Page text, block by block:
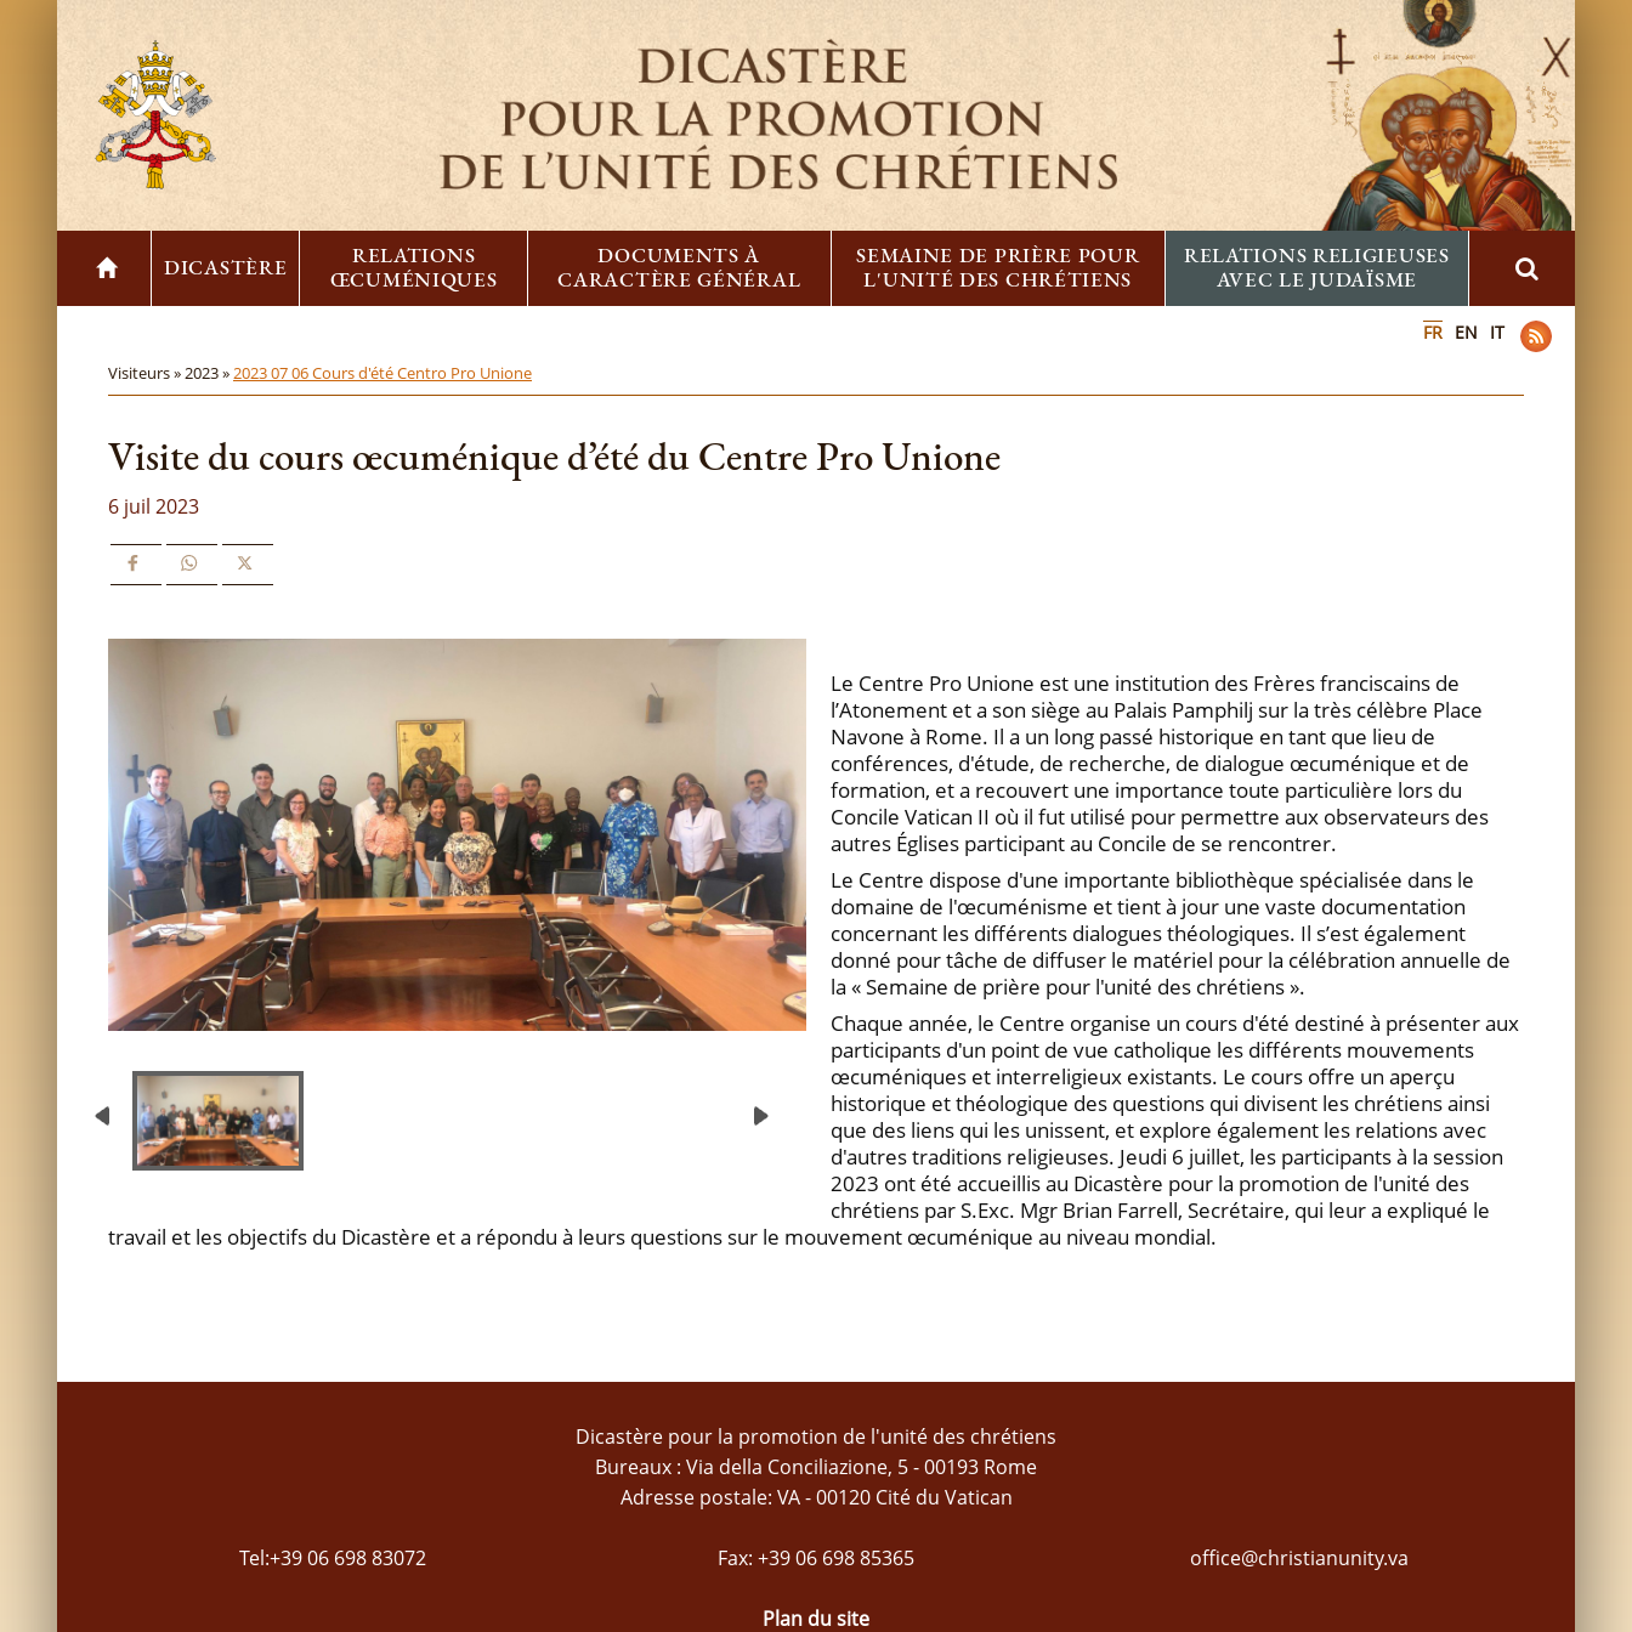
DICASTÈRE
RELATIONS
ŒCUMÉNIQUES
DOCUMENTS À
CARACTÈRE GÉNÉRAL
SEMAINE DE PRIÈRE POUR
L'UNITÉ DES CHRÉTIENS
RELATIONS RELIGIEUSES
AVEC LE JUDAÏSME
FR EN IT
Visiteurs »2023 »2023 07 06 Cours d'été Centro Pro Unione
Visite du cours œcuménique d’été du Centre Pro Unione
6 juil 2023
Le Centre Pro Unione est une institution des Frères franciscains de
l’Atonement et a son siège au Palais Pamphilj sur la très célèbre Place
Navone à Rome. Il a un long passé historique en tant que lieu de
conférences, d'étude, de recherche, de dialogue œcuménique et de
formation, et a recouvert une importance toute particulière lors du
Concile Vatican II où il fut utilisé pour permettre aux observateurs des
autres Églises participant au Concile de se rencontrer.
Le Centre dispose d'une importante bibliothèque spécialisée dans le
domaine de l'œcuménisme et tient à jour une vaste documentation
concernant les différents dialogues théologiques. Il s’est également
donné pour tâche de diffuser le matériel pour la célébration annuelle de
la « Semaine de prière pour l'unité des chrétiens ».
Chaque année, le Centre organise un cours d'été destiné à présenter aux
participants d'un point de vue catholique les différents mouvements
œcuméniques et interreligieux existants. Le cours offre un aperçu
historique et théologique des questions qui divisent les chrétiens ainsi
que des liens qui les unissent, et explore également les relations avec
d'autres traditions religieuses. Jeudi 6 juillet, les participants à la session
2023 ont été accueillis au Dicastère pour la promotion de l'unité des
chrétiens par S.Exc. Mgr Brian Farrell, Secrétaire, qui leur a expliqué le
travail et les objectifs du Dicastère et a répondu à leurs questions sur le mouvement œcuménique au niveau mondial.
Dicastère pour la promotion de l'unité des chrétiens
Bureaux : Via della Conciliazione, 5 - 00193 Rome
Adresse postale: VA - 00120 Cité du Vatican
Tel:+39 06 698 83072 Fax: +39 06 698 85365 office@christianunity.va
Plan du site